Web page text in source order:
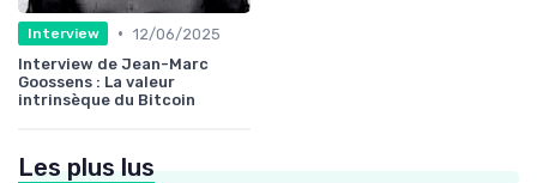
Interview • 12/06/2025
Interview de Jean-Marc
Goossens : La valeur
intrinsèque du Bitcoin
Les plus lus